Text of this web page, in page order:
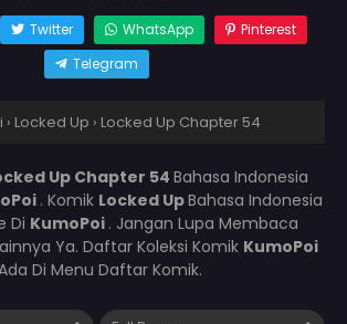
Twitter WhatsApp
Pinterest
Telegram
› Locked Up › Locked Up Chapter 54
Up Chapter 54Bahasa Indonesia
. Komik Locked UpBahasa Indonesia
Di KumoPoi . Jangan Lupa Membaca
Ya. Daftar Koleksi Komik KumoPoi
Di Menu Daftar Komik.